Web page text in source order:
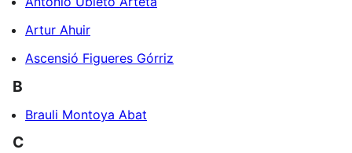
Artur Ahuir
Ascensió Figueres Górriz
B
Brauli Montoya Abat
C